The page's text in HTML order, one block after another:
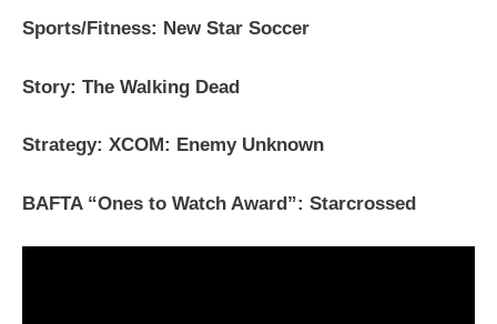
Sports/Fitness: New Star Soccer
Story: The Walking Dead
Strategy: XCOM: Enemy Unknown
BAFTA “Ones to Watch Award”: Starcrossed